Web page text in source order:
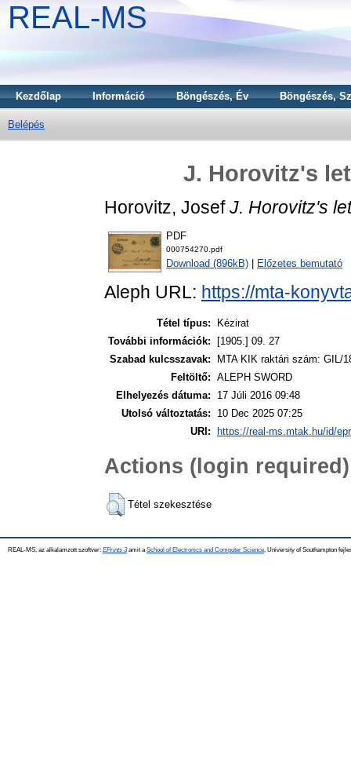
REAL-MS
Kezdőlap Információ Böngészés, Év Böngészés,
Belépés
J. Horovitz's
Horovitz, Josef J. Horovitz's
PDF
000754270.pdf
Download (896kB) Előzetes bemutató
Aleph URL: https://mta-
Tétel típus:
Kézirat
További információk:
[1905.] 09. 27
Szabad kulcsszavak:
MTA KIK raktári szám: GIL/
Feltöltő: ALEPH SWORD
Elhelyezés dátuma:
17 Júli 2016 09:48
Utolsó változtatás:
10 Dec 2025 07:25
URI:
https://real-ms.mtak.hu/id/
Actions (login required)
Tétel szekesztése
REAL-MS, az alkalamzott szoftver: EPrints 3amit a School of Electronics and Computer Science , University of Southampton